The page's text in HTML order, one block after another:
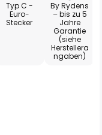
Typ C -
Euro-
Stecker
By Rydens
– bis zu 5
Jahre
Garantie
(siehe
Herstellera
ngaben)